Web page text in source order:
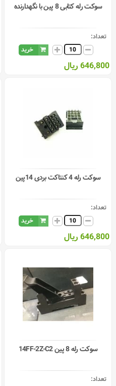
سوکت رله کتابی 8 پین با نگهدارنده
تعداد:
خرید
646,800 ریال
سوکت رله 4 کنتاکت بردی 14پین
تعداد:
خرید
646,800 ریال
سوکت رله 8 پین 14FF-2Z-C2
تعداد: